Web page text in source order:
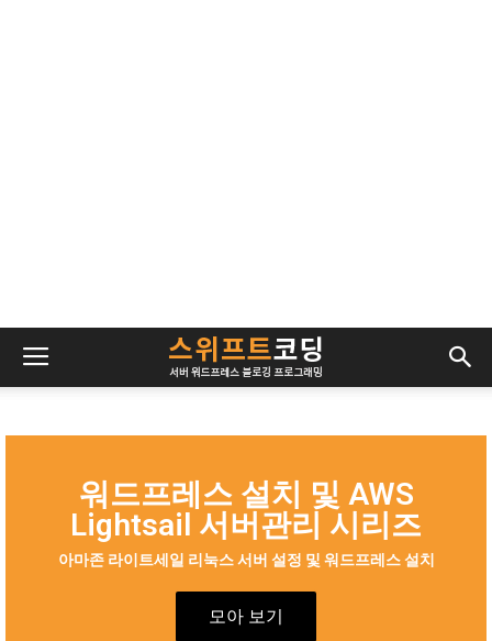
워드프레스 설치 및 AWS
Lightsail 서버관리 시리즈
아마존 라이트세일 리눅스 서버 설정 및 워드프레스 설치
모아 보기